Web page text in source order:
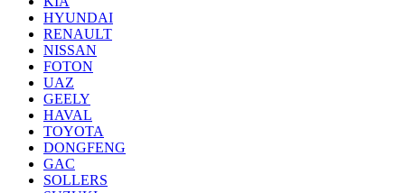
HYUNDAI
RENAULT
NISSAN
FOTON
UAZ
GEELY
HAVAL
TOYOTA
DONGFENG
GAC
SOLLERS